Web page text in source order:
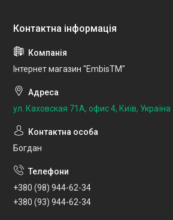
Інтернет магазин "EmbisTM"
ул. Каховская 71А, офис 4, Київ, Україна
Богдан
+380 (98) 944-62-34
+380 (93) 944-62-34